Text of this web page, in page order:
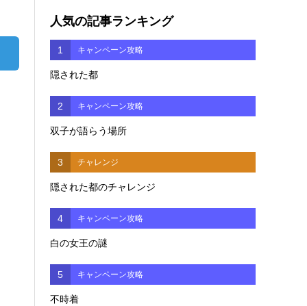
人気の記事ランキング
1 キャンペーン攻略
隠された都
2 キャンペーン攻略
双子が語らう場所
3 チャレンジ
隠された都のチャレンジ
4 キャンペーン攻略
白の女王の謎
5 キャンペーン攻略
不時着